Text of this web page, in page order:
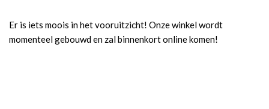
Er is iets moois in het vooruitzicht! Onze winkel wordt
momenteel gebouwd en zal binnenkort online komen!